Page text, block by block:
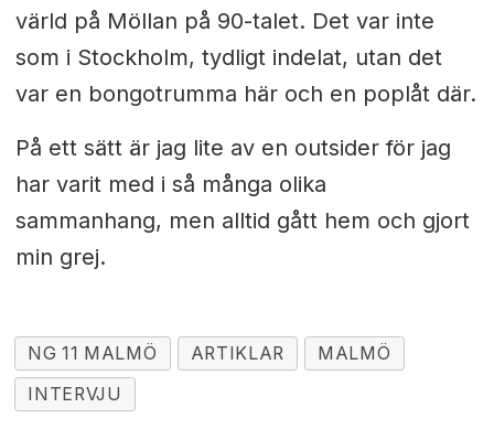
värld på Möllan på 90-talet. Det var inte
som i Stockholm, tydligt indelat, utan det
var en bongotrumma här och en poplåt där.
På ett sätt är jag lite av en outsider för jag
har varit med i så många olika
sammanhang, men alltid gått hem och gjort
min grej.
NG 11 MALMÖ ARTIKLAR
MALMÖ
INTERVJU